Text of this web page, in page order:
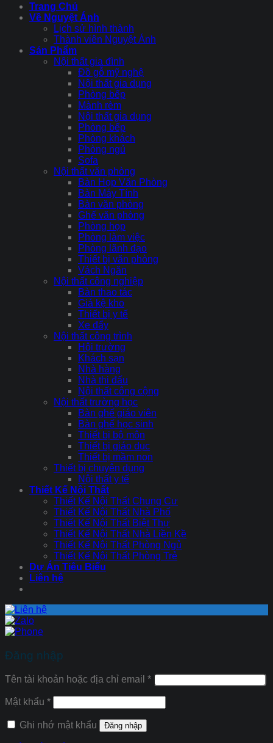
Trang Chủ
Về Nguyệt Ánh
Lịch sử hình thành
Thành viên Nguyệt Ánh
Sản Phẩm
Nội thất gia đình
Đồ gỗ mỹ nghệ
Nội thất gia dụng
Phòng bếp
Mành rèm
Nội thất gia dụng
Phòng bếp
Phòng khách
Phòng ngủ
Sofa
Nội thất văn phòng
Bàn Họp Văn Phòng
Bàn Máy Tính
Bàn văn phòng
Ghế văn phòng
Phòng họp
Phòng làm việc
Phòng lãnh đạo
Thiết bị văn phòng
Vách Ngăn
Nội thất công nghiệp
Bàn thao tác
Giá kệ kho
Thiết bị y tế
Xe đẩy
Nội thất công trình
Hội trường
Khách sạn
Nhà hàng
Nhà thi đấu
Nội thất công cộng
Nội thất trường học
Bàn ghế giáo viên
Bàn ghế học sinh
Thiết bị bộ môn
Thiết bị giáo dục
Thiết bị mầm non
Thiết bị chuyên dụng
Nội thất y tế
Thiết Kế Nội Thất
Thiết Kế Nội Thất Chung Cư
Thiết Kế Nội Thất Nhà Phố
Thiết Kế Nội Thất Biệt Thự
Thiết Kế Nội Thất Nhà Liền Kề
Thiết Kế Nội Thất Phòng Ngủ
Thiết Kế Nội Thất Phòng Trẻ
Dự Án Tiêu Biểu
Liên hệ
Đăng nhập
Tên tài khoản hoặc địa chỉ email *
Mật khẩu *
Ghi nhớ mật khẩu Đăng nhập